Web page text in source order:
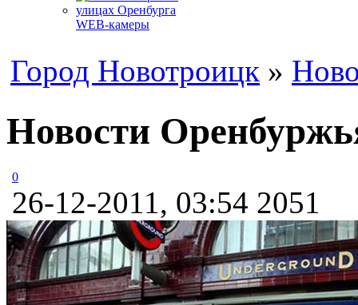
WEB-камеры
Город Новотроицк »
Новости
0
26-12-2011, 03:54 2051